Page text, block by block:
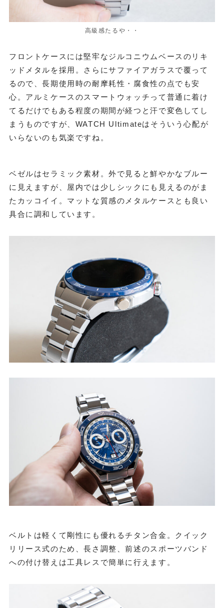
高級感たるや・・
フロントケースには堅牢なジルコニウムベースのリキ
ッドメタルを採用。さらにサファイアガラスで覆って
るので、長期使用時の耐摩耗性・腐食性の点でも安
心。アルミケースのスマートウォッチって普通に着け
てるだけでもある程度の期間が経つと汗で変色してし
まうものですが、WATCH Ultimateはそういう心配が
いらないのも気楽ですね。
ベゼルはセラミック素材。外で見ると鮮やかなブルー
に見えますが、屋内では少しシックにも見えるのがま
たカッコイイ。マットな質感のメタルケースとも良い
具合に調和しています。
ベルトは軽くて剛性にも優れるチタン合金。クイック
リリース式のため、長さ調整、前述のスポーツバンド
への付け替えは工具レスで簡単に行えます。